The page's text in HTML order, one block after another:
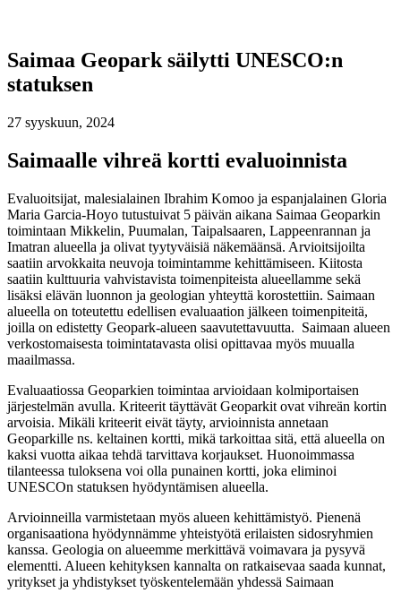
Saimaa Geopark säilytti UNESCO:n
statuksen
27 syyskuun, 2024
Saimaalle vihreä kortti evaluoinnista
Evaluoitsijat, malesialainen Ibrahim Komoo ja espanjalainen Gloria
Maria Garcia-Hoyo tutustuivat 5 päivän aikana Saimaa Geoparkin
toimintaan Mikkelin, Puumalan, Taipalsaaren, Lappeenrannan ja
Imatran alueella ja olivat tyytyväisiä näkemäänsä. Arvioitsijoilta
saatiin arvokkaita neuvoja toimintamme kehittämiseen. Kiitosta
saatiin kulttuuria vahvistavista toimenpiteista alueellamme sekä
lisäksi elävän luonnon ja geologian yhteyttä korostettiin. Saimaan
alueella on toteutettu edellisen evaluaation jälkeen toimenpiteitä,
joilla on edistetty Geopark-alueen saavutettavuutta. Saimaan alueen
verkostomaisesta toimintatavasta olisi opittavaa myös muualla
maailmassa.
Evaluaatiossa Geoparkien toimintaa arvioidaan kolmiportaisen
järjestelmän avulla. Kriteerit täyttävät Geoparkit ovat vihreän kortin
arvoisia. Mikäli kriteerit eivät täyty, arvioinnista annetaan
Geoparkille ns. keltainen kortti, mikä tarkoittaa sitä, että alueella on
kaksi vuotta aikaa tehdä tarvittava korjaukset. Huonoimmassa
tilanteessa tuloksena voi olla punainen kortti, joka eliminoi
UNESCOn statuksen hyödyntämisen alueella.
Arvioinneilla varmistetaan myös alueen kehittämistyö. Pienenä
organisaationa hyödynnämme yhteistyötä erilaisten sidosryhmien
kanssa. Geologia on alueemme merkittävä voimavara ja pysyvä
elementti. Alueen kehityksen kannalta on ratkaisevaa saada kunnat,
yritykset ja yhdistykset työskentelemään yhdessä Saimaan